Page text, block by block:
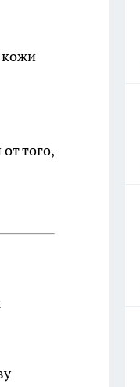
кожи
того,